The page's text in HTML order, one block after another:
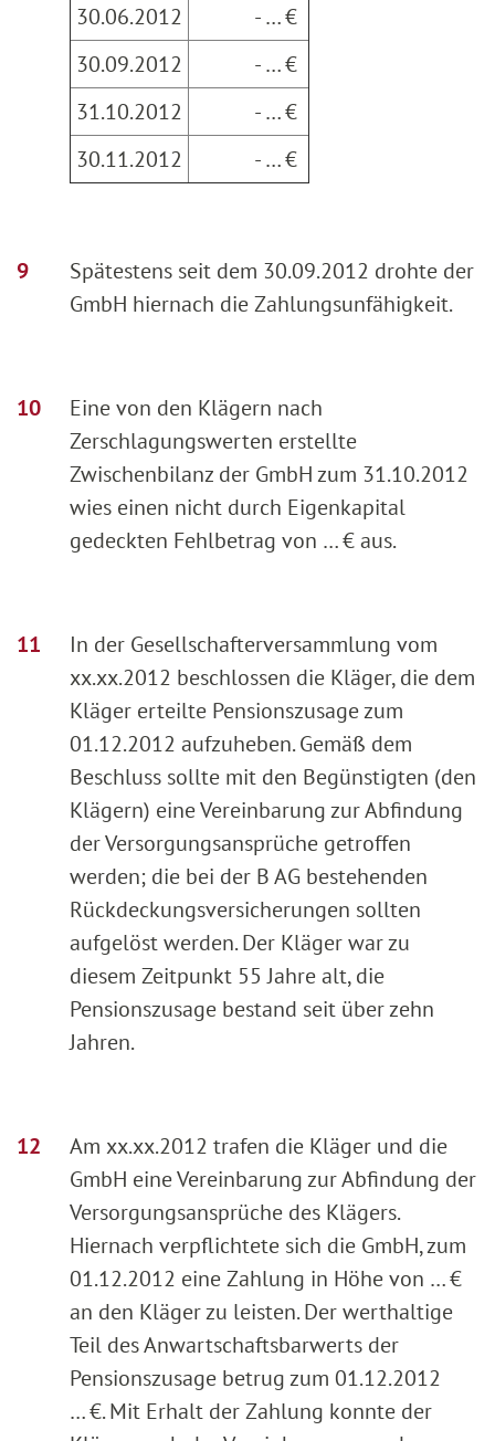
30.06.2012
- … €
30.09.2012
- … €
31.10.2012
- … €
30.11.2012
- … €
Spätestens seit dem 30.09.2012 drohte der
GmbH hiernach die Zahlungsunfähigkeit.
Eine von den Klägern nach
Zerschlagungswerten erstellte
Zwischenbilanz der GmbH zum 31.10.2012
wies einen nicht durch Eigenkapital
gedeckten Fehlbetrag von … € aus.
In der Gesellschafterversammlung vom
xx.xx.2012 beschlossen die Kläger, die dem
Kläger erteilte Pensionszusage zum
01.12.2012 aufzuheben. Gemäß dem
Beschluss sollte mit den Begünstigten (den
Klägern) eine Vereinbarung zur Abfindung
der Versorgungsansprüche getroffen
werden; die bei der B AG bestehenden
Rückdeckungsversicherungen sollten
aufgelöst werden. Der Kläger war zu
diesem Zeitpunkt 55 Jahre alt, die
Pensionszusage bestand seit über zehn
Jahren.
Am xx.xx.2012 trafen die Kläger und die
GmbH eine Vereinbarung zur Abfindung der
Versorgungsansprüche des Klägers.
Hiernach verpflichtete sich die GmbH, zum
01.12.2012 eine Zahlung in Höhe von … €
an den Kläger zu leisten. Der werthaltige
Teil des Anwartschaftsbarwerts der
Pensionszusage betrug zum 01.12.2012
… €. Mit Erhalt der Zahlung konnte der